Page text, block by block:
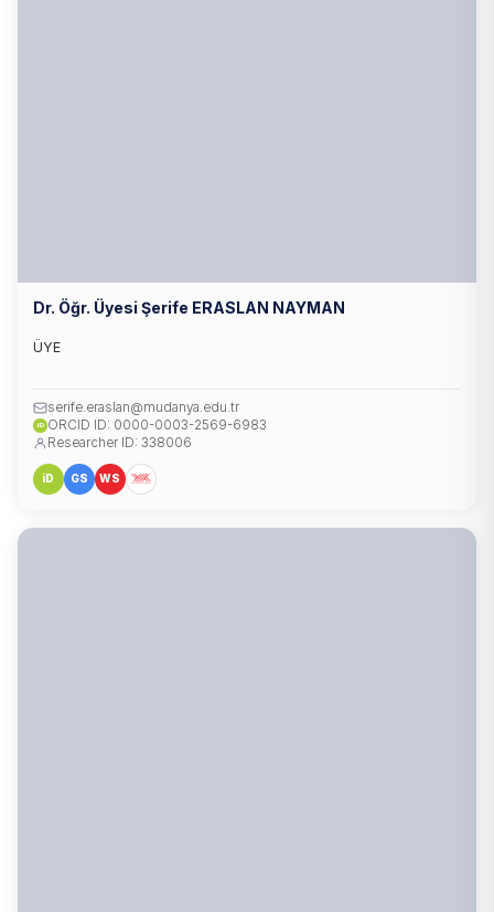
Dr. Öğr. Üyesi Şerife ERASLAN NAYMAN
ÜYE
serife.eraslan@mudanya.edu.tr
iD ORCID ID: 0000-0003-2569-6983
Researcher ID: 338006
iD GS WS